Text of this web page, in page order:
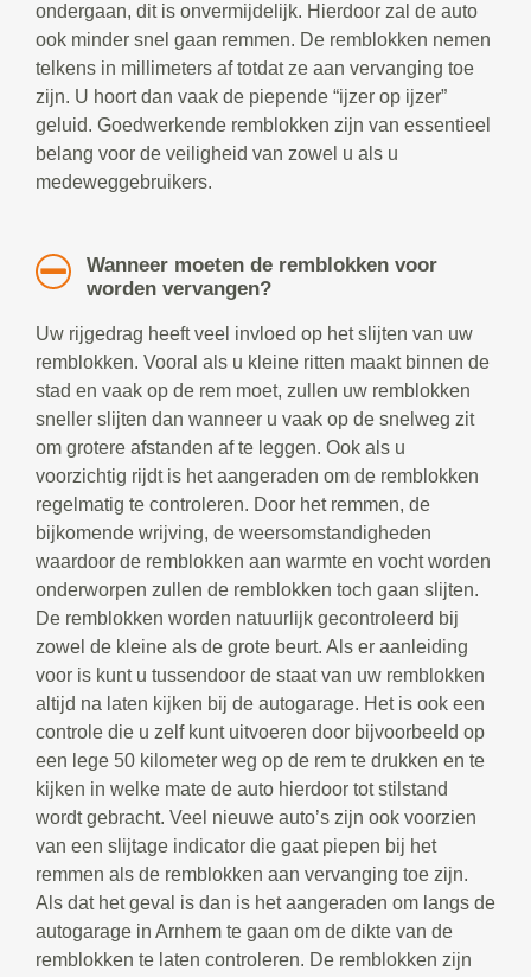
ondergaan, dit is onvermijdelijk. Hierdoor zal de auto
ook minder snel gaan remmen. De remblokken nemen
telkens in millimeters af totdat ze aan vervanging toe
zijn. U hoort dan vaak de piepende “ijzer op ijzer”
geluid. Goedwerkende remblokken zijn van essentieel
belang voor de veiligheid van zowel u als u
medeweggebruikers.
Wanneer moeten de remblokken voor
worden vervangen?
Uw rijgedrag heeft veel invloed op het slijten van uw
remblokken. Vooral als u kleine ritten maakt binnen de
stad en vaak op de rem moet, zullen uw remblokken
sneller slijten dan wanneer u vaak op de snelweg zit
om grotere afstanden af te leggen. Ook als u
voorzichtig rijdt is het aangeraden om de remblokken
regelmatig te controleren. Door het remmen, de
bijkomende wrijving, de weersomstandigheden
waardoor de remblokken aan warmte en vocht worden
onderworpen zullen de remblokken toch gaan slijten.
De remblokken worden natuurlijk gecontroleerd bij
zowel de kleine als de grote beurt. Als er aanleiding
voor is kunt u tussendoor de staat van uw remblokken
altijd na laten kijken bij de autogarage. Het is ook een
controle die u zelf kunt uitvoeren door bijvoorbeeld op
een lege 50 kilometer weg op de rem te drukken en te
kijken in welke mate de auto hierdoor tot stilstand
wordt gebracht. Veel nieuwe auto’s zijn ook voorzien
van een slijtage indicator die gaat piepen bij het
remmen als de remblokken aan vervanging toe zijn.
Als dat het geval is dan is het aangeraden om langs de
autogarage in Arnhem te gaan om de dikte van de
remblokken te laten controleren. De remblokken zijn